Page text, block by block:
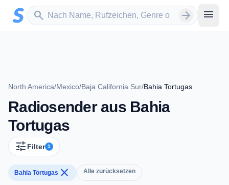
Zum Hauptinhalt springen
search
Sender suchen arrow_forward menu
North America/Mexico/Baja California Sur/Bahia Tortugas
Radiosender aus Bahia
Tortugas
tune Filter 1
Bahia Tortugas close Alle zurücksetzen